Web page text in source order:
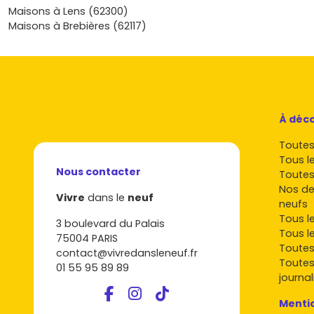
Parcours les annonces, affine tes critères et lance-toi
le neuf pour trouver la maison qui te ressemble à
Maisons à Lens (62300)
Maisons à Brebières (62117)
Nous contacter
Vivre dans le neuf
3 boulevard du Palais
75004 PARIS
contact@vivredansleneuf.fr
01 55 95 89 89
À
Tous
Nos
neufs
Tous
Tous